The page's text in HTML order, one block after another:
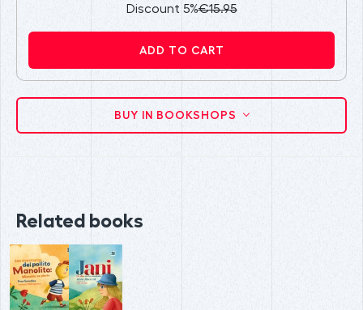
Discount 5%€15.95
ADD TO CART
BUY IN BOOKSHOPS
Related books